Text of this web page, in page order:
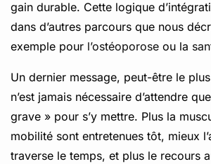
gain durable. Cette logique
dans d’autres parcours que nous
exemple pour l’ostéoporose ou la
Un dernier message, peut-être le
n’est jamais nécessaire d’attendre
grave » pour s’y mettre. Plus la
mobilité sont entretenues tôt, mieux
traverse le temps, et plus le recours